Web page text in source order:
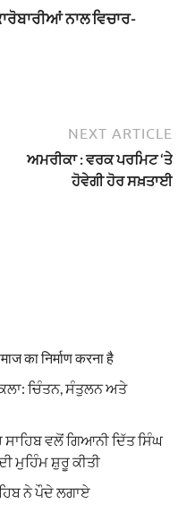
ਨਾਲ ਵਿਚਾਰ-
NEXT ARTICLE
ਅਮਰੀਕਾ : ਵਰਕ ਪਰਮਿਟ ‘ਤੇ
ਹੋਵੇਗੀ ਹੋਰ ਸਖ਼ਤਾਈ
का निर्माण करना है
ਚਿੰਤਨ, ਸੰਤੁਲਨ ਅਤੇ
ਵਲੋਂ ਗਿਆਨੀ ਦਿੱਤ ਸਿੰਘ
ਮੁਹਿੰਮ ਸ਼ੁਰੂ ਕੀਤੀ
ਨੇ ਪੌਦੇ ਲਗਾਏ